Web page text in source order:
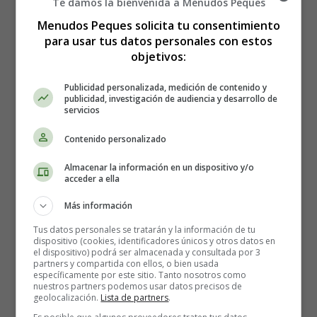
pecho en las interacciones entre la madre y el bebé.
Informó que a la edad de 32 días la cara de su hijo estaba
cm. Según él, esto podría explicarse por la capacidad del
bebé para detectar el calor y el olor.
Estas intuiciones han sido confirmadas desde entonces
Engen y L.P. Lipsitt, especialistas americanos en
del sistema olfativo del recién nacido.
Menudos Peques solicita tu consentimiento
para usar tus datos personales con estos
objetivos:
Publicidad personalizada, medición de contenido y
publicidad, investigación de audiencia y desarrollo de
servicios
Contenido personalizado
Almacenar la información en un dispositivo y/o
acceder a ella
Más información
Tus datos personales se tratarán y la información de tu
dispositivo (cookies, identificadores únicos y otros datos en
el dispositivo) podrá ser almacenada y consultada por 3
partners y compartida con ellos, o bien usada
específicamente por este sitio. Tanto nosotros como
nuestros partners podemos usar datos precisos de
geolocalización. Lista de partners.